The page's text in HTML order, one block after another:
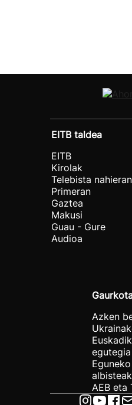
EITB taldea
EITB
Kirolak
Telebista nahieran
Primeran
Gaztea
Makusi
Guau - Gure
Audioa
Azken
Eguneko
albisteak
AEB eta